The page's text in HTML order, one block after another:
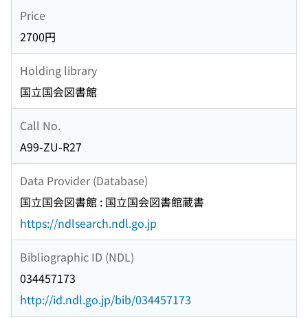
Price
2700円
Holding library
国立国会図書館
Call No.
A99-ZU-R27
Data Provider (Database)
国立国会図書館 : 国立国会図書館蔵書
https://ndlsearch.ndl.go.jp
Bibliographic ID (NDL)
034457173
http://id.ndl.go.jp/bib/034457173